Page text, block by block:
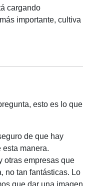
cargando
importante, cultiva
esto es lo que
de que hay
manera.
otras empresas que
no tan fantásticas. Lo
que dar una imagen